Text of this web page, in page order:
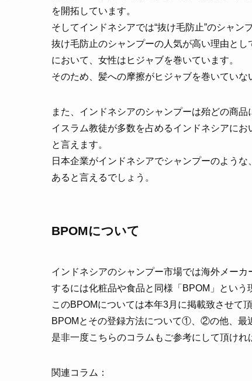
を開拓しています。
そしてインドネシアでは“抜け毛防止”のシャン
抜け毛防止のシャンプーの人気が高い理由と
において、女性はヒジャブを巻いています。
そのため、髪への摩擦がヒジャブを巻いてい
また、インドネシアのシャンプーは殆どの商
イスラム教徒が多数を占めるインドネシアに
と言えます。
日本企業がインドネシアでシャンプーのよう
あると言えるでしょう。
BPOMについて
インドネシアのシャンプー市場では海外メー
するには化粧品や食品と同様「BPOM」という
このBPOMについては本年3月に掲載致させて
BPOMとその登録方法について①、②の他、最
是非一度こちらのコラムもご参考にして頂けれ
関連コラム：